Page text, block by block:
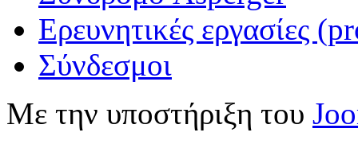
Ερευνητικές εργασίες
Σύνδεσμοι
Με την υποστήριξη του